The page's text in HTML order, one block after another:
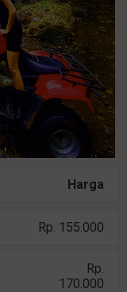
Harga
Rp. 155.000
Rp.
170.000